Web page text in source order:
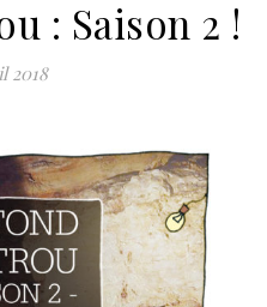
: Saison 2 !
2018